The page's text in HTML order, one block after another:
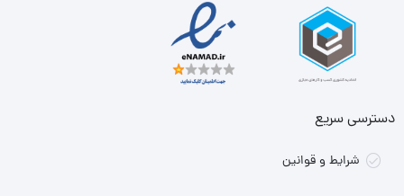
دسترسی سریع
شرایط و قوانین